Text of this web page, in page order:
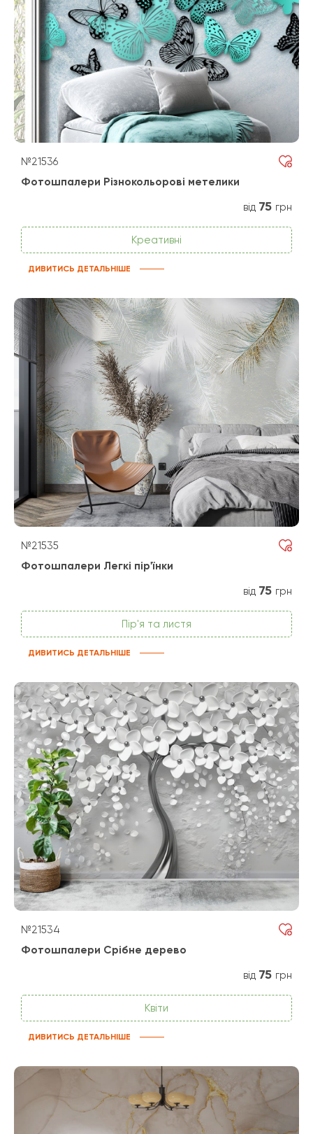
№21536
Фотошпалери Різнокольорові метелики
від 75 грн
Креативні
ДИВИТИСЬ ДЕТАЛЬНІШЕ
№21535
Фотошпалери Легкі пір'їнки
від 75 грн
Пір'я та листя
ДИВИТИСЬ ДЕТАЛЬНІШЕ
№21534
Фотошпалери Срібне дерево
від 75 грн
Квіти
ДИВИТИСЬ ДЕТАЛЬНІШЕ